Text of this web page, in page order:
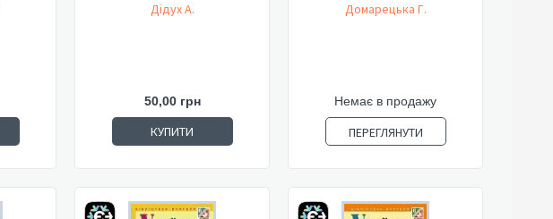
Дідух А.
50,00 грн
КУПИТИ
Домарецька Г.
Немає в продажу
ПЕРЕГЛЯНУТИ